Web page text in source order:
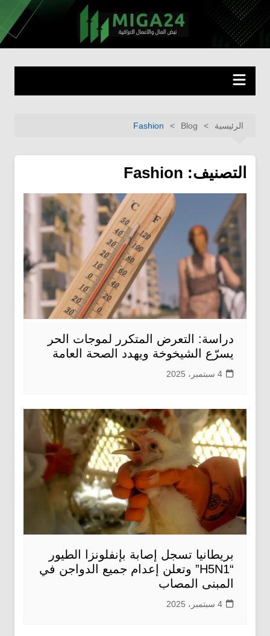
التجاوز
إلى
المحتوى
miga24.com نبض المال والأعمال العراقية
الرئيسية Blog
Fashion
التصنيف: Fashion
دراسة: التعرض المتكرر لموجات الحر
يسرّع الشيخوخة ويهدد الصحة العامة
4 سبتمبر، 2025
بريطانيا تسجل إصابة بإنفلونزا الطيور
“H5N1” وتعلن إعدام جميع الدواجن في
المبنى المصاب
4 سبتمبر، 2025